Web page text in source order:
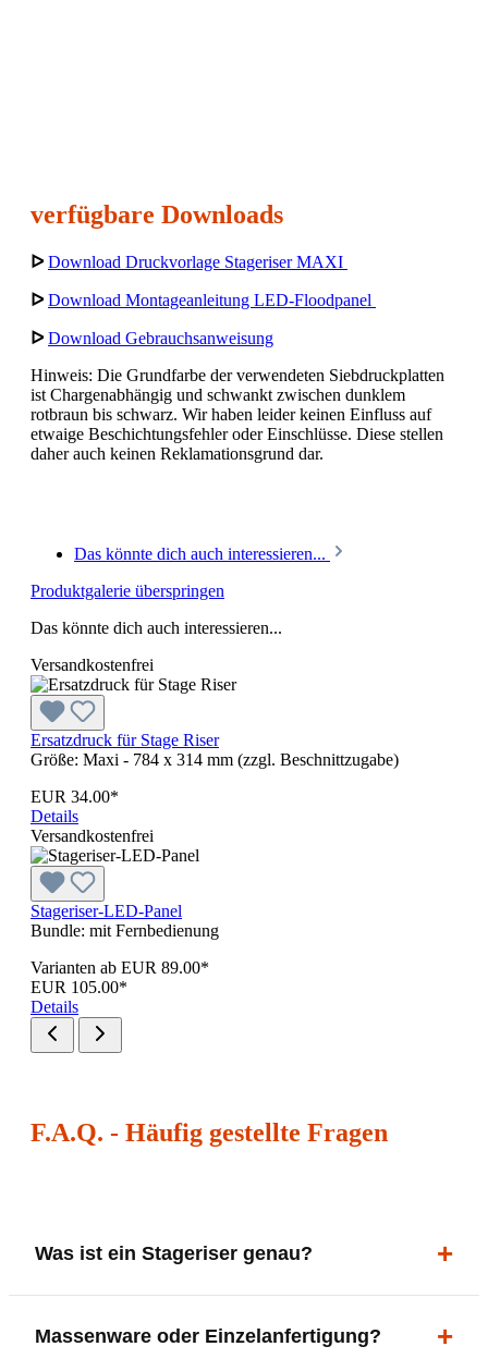
verfügbare Downloads
ᐅ Download Druckvorlage Stageriser MAXI
ᐅ Download Montageanleitung LED-Floodpanel
ᐅ Download Gebrauchsanweisung
Hinweis: Die Grundfarbe der verwendeten Siebdruckplatten
ist Chargenabhängig und schwankt zwischen dunklem
rotbraun bis schwarz. Wir haben leider keinen Einfluss auf
etwaige Beschichtungsfehler oder Einschlüsse. Diese stellen
daher auch keinen Reklamationsgrund dar.
Das könnte dich auch interessieren...
Produktgalerie überspringen
Das könnte dich auch interessieren...
Versandkostenfrei
Ersatzdruck für Stage Riser
Größe: Maxi - 784 x 314 mm (zzgl. Beschnittzugabe)
EUR 34.00*
Details
Versandkostenfrei
Stageriser-LED-Panel
Bundle: mit Fernbedienung
Varianten ab EUR 89.00*
EUR 105.00*
Details
F.A.Q. - Häufig gestellte Fragen
Was ist ein Stageriser genau?
Bühnenpodest für Musiker und Bands. Er hebt dich
Massenware oder Einzelanfertigung?